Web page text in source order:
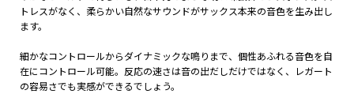
トレスがなく、柔らかい自然なサウンドがサックス本来の音色を生み出し
ます。
細かなコントロールからダイナミックな鳴りまで、個性あふれる音色を自
在にコントロール可能。反応の速さは音の出だしだけではなく、レガート
の容易さでも実感ができるでしょう。